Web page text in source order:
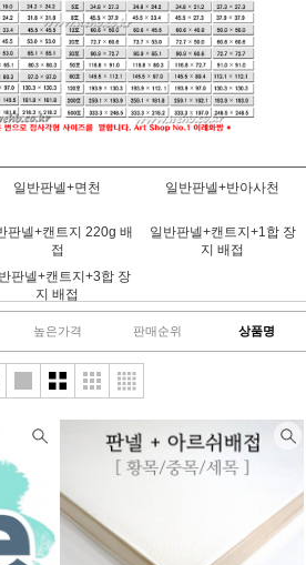
일반판넬+면천 일반판넬+반아사천
판넬+캔트지 220g 배
접
일반판넬+캔트지+1합 장
지 배접
판넬+캔트지+3합 장
지 배접
높은가격 판매순위 상품명